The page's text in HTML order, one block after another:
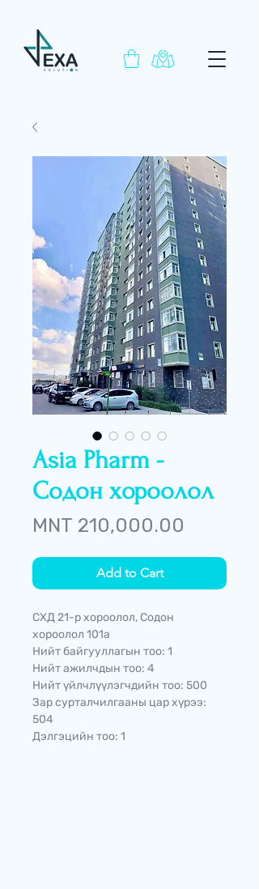
Asia Pharm -
Содон хороолол
MNT 210,000.00
Add to Cart
СХД 21-р хороолол, Содон
хороолол 101а
Нийт байгууллагын тоо: 1
Нийт ажилчдын тоо: 4
Нийт үйлчлүүлэгчдийн тоо: 500
Зар сурталчилгааны цар хүрээ:
504
Дэлгэцийн тоо: 1